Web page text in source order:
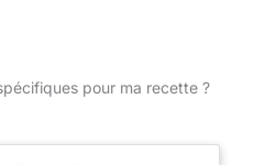
pour ma recette ?